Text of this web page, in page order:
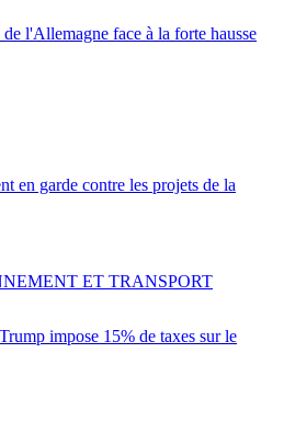
l'Allemagne face à la forte hausse
en garde contre les projets de la
impose 15% de taxes sur le
ET TRANSPORT